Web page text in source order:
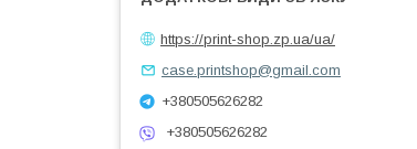
https://print-shop.zp.ua/ua/
case.printshop@gmail.com
+380505626282
+380505626282